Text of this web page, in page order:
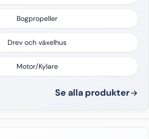
Bogpropeller
Drev och växelhus
Motor/Kylare
Se alla produkter